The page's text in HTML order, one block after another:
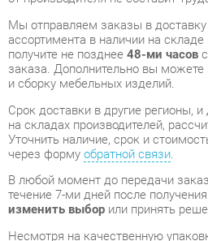
на складах производителей,
Уточнить наличие, срок и
через форму обратной связи .
В любой момент до передачи заказа
изменить выборили принять
Несмотря на качественную
быть повреждены при
дефект при приёме - мы заменим
Повторная доставка товара -
На всю мебель категории Стулья
распространяется гарантия 1 год ,
года с момента приобретения.